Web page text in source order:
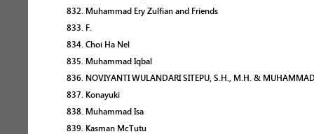
832. Muhammad Ery Zulfian and Friends
833. F.
834. Choi Ha Nel
835. Muhammad Iqbal
836. NOVIYANTI WULANDARI SITEPU, S.H., M.H. &
837. Konayuki
838. Muhammad Isa
839. Kasman McTutu